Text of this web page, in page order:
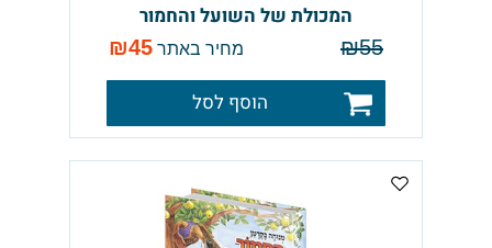
המכולת של השועל והחמור
₪55 מחיר באתר ₪45
הוסף לסל